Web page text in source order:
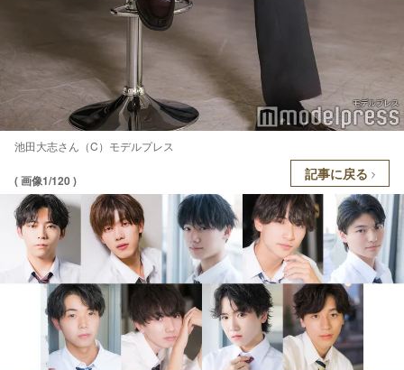
池田大志さん（C）モデルプレス
( 画像1/120 ) 記事に戻る